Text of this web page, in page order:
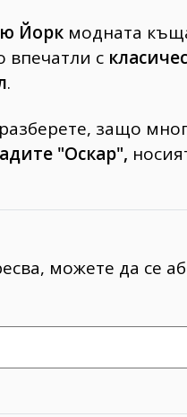
Йорк модната
впечатли с
.
защо
"Оскар",
можете да се